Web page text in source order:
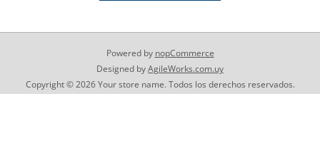
Powered by nopCommerce
Designed byAgileWorks.com.uy
Copyright © 2026 Your store name. Todos los derechos reservados.